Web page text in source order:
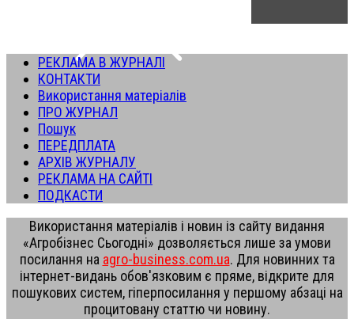
РЕКЛАМА В ЖУРНАЛІ
КОНТАКТИ
Використання матеріалів
ПРО ЖУРНАЛ
Пошук
ПЕРЕДПЛАТА
АРХІВ ЖУРНАЛУ
РЕКЛАМА НА САЙТІ
ПОДКАСТИ
Використання матеріалів і новин із сайту видання
«Агробізнес Сьогодні» дозволяється лише за умови
посилання на agro-business.com.ua. Для новинних та
інтернет-видань обов'язковим є пряме, відкрите для
пошукових систем, гіперпосилання у першому абзаці на
процитовану статтю чи новину.